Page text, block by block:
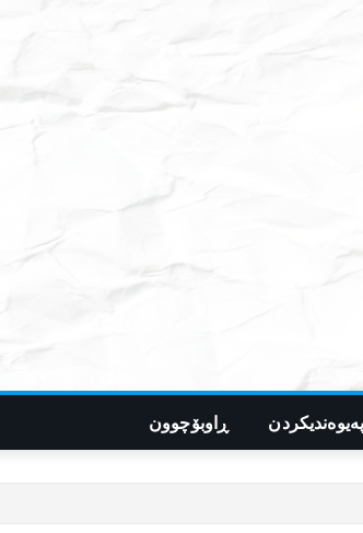
پەیوەندیکردن ڕاوبۆچوون